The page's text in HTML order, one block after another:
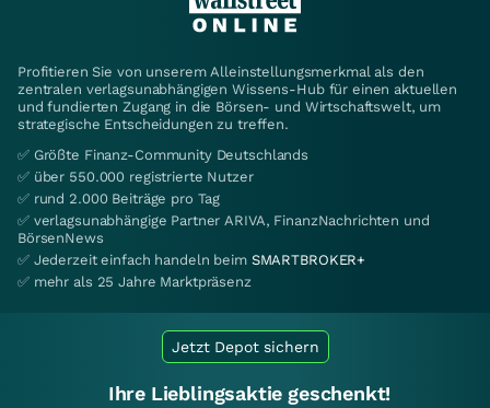
Profitieren Sie von unserem Alleinstellungsmerkmal als den
zentralen verlagsunabhängigen Wissens-Hub für einen aktuellen
und fundierten Zugang in die Börsen- und Wirtschaftswelt, um
strategische Entscheidungen zu treffen.
✅ Größte Finanz-Community Deutschlands
✅ über 550.000 registrierte Nutzer
✅ rund 2.000 Beiträge pro Tag
✅ verlagsunabhängige Partner ARIVA, FinanzNachrichten und
BörsenNews
✅ Jederzeit einfach handeln beim SMARTBROKER+
✅ mehr als 25 Jahre Marktpräsenz
Jetzt Depot sichern
Ihre Lieblingsaktie geschenkt!